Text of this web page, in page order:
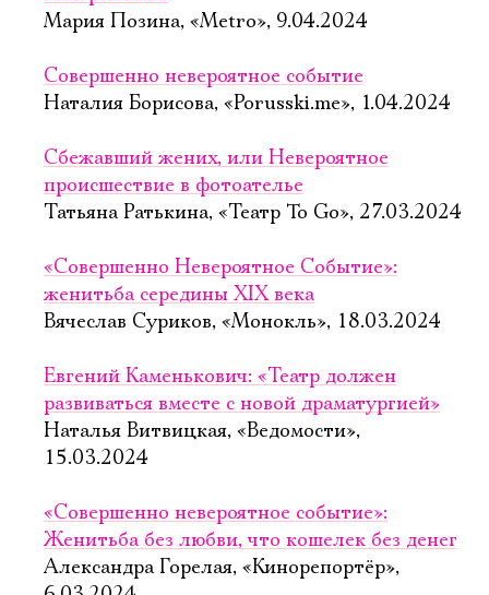
Мария Позина, «Metro», 9.04.2024
Совершенно невероятное событие
Наталия Борисова, «Porusski.me», 1.04.2024
Сбежавший жених, или Невероятное
происшествие в фотоателье
Татьяна Ратькина, «Театр To Go», 27.03.2024
«Совершенно Невероятное Событие»:
женитьба середины XIX века
Вячеслав Суриков, «Монокль», 18.03.2024
Евгений Каменькович: «Театр должен
развиваться вместе с новой драматургией»
Наталья Витвицкая, «Ведомости»,
15.03.2024
«Совершенно невероятное событие»:
Женитьба без любви, что кошелек без денег
Александра Горелая, «Кинорепортёр»,